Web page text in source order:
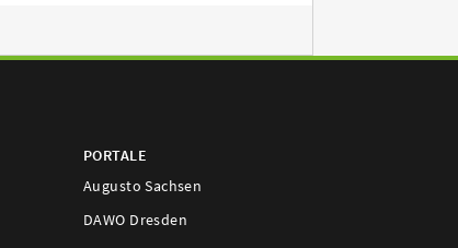
PORTALE
Augusto Sachsen
DAWO Dresden